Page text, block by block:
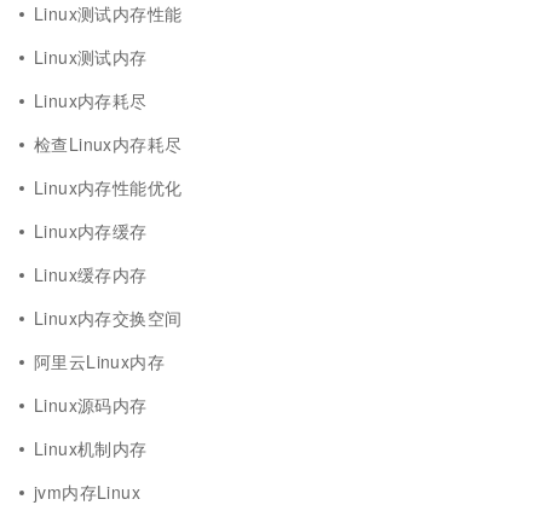
Linux测试内存性能
Linux测试内存
Linux内存耗尽
检查Linux内存耗尽
Linux内存性能优化
Linux内存缓存
Linux缓存内存
Linux内存交换空间
阿里云Linux内存
Linux源码内存
Linux机制内存
jvm内存Linux